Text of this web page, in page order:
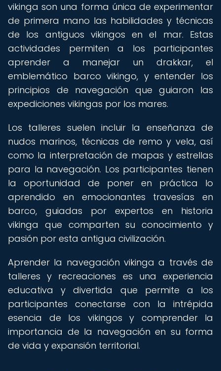
vikinga son una forma única de experimentar
de primera mano las habilidades y técnicas
de los antiguos vikingos en el mar. Estas
actividades permiten a los participantes
aprender a manejar un drakkar, el
emblemático barco vikingo, y entender los
principios de navegación que guiaron las
expediciones vikingas por los mares.
Los talleres suelen incluir la enseñanza de
nudos marinos, técnicas de remo y vela, así
como la interpretación de mapas y estrellas
para la navegación. Los participantes tienen
la oportunidad de poner en práctica lo
aprendido en emocionantes travesías en
barco, guiadas por expertos en historia
vikinga que comparten su conocimiento y
pasión por esta antigua civilización.
Aprender la navegación vikinga a través de
talleres y recreaciones es una experiencia
educativa y divertida que permite a los
participantes conectarse con la intrépida
esencia de los vikingos y comprender la
importancia de la navegación en su forma
de vida y expansión territorial.